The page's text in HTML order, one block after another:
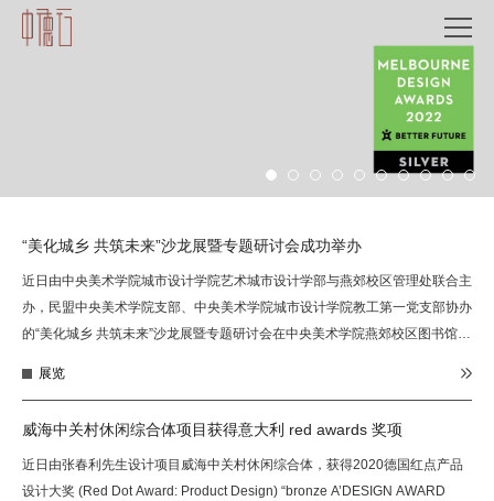
“美化城乡 共筑未来”沙龙展暨专题研讨会成功举办
近日由中央美术学院城市设计学院艺术城市设计学部与燕郊校区管理处联合主
办，民盟中央美术学院支部、中央美术学院城市设计学院教工第一党支部协办
的“美化城乡 共筑未来”沙龙展暨专题研讨会在中央美术学院燕郊校区图书馆举
展览
威海中关村休闲综合体项目获得意大利 red awards 奖项
近日由张春利先生设计项目威海中关村休闲综合体，获得2020德国红点产品
设计大奖 (Red Dot Award: Product Design) “bronze A’DESIGN AWARD